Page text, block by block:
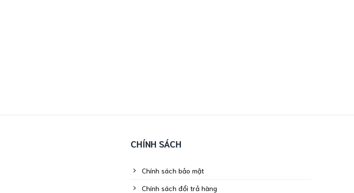
CHÍNH SÁCH
Chính sách bảo mật
Chính sách đổi trả hàng